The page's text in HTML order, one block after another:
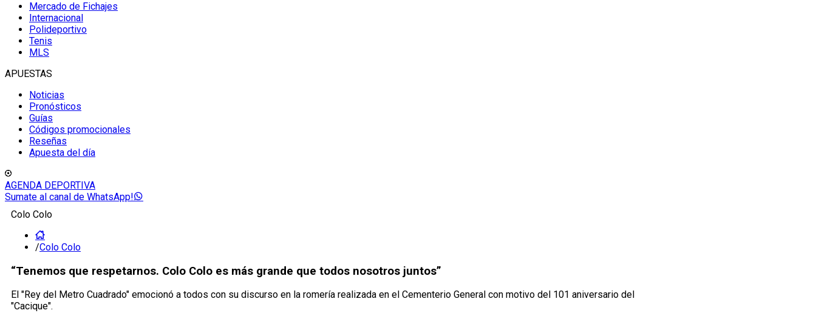
Mercado de Fichajes
Internacional
Polideportivo
Tenis
MLS
APUESTAS
Noticias
Pronósticos
Guías
Códigos promocionales
Reseñas
Apuesta del día
AGENDA DEPORTIVA
Sumate al canal de WhatsApp!
Colo Colo
/Colo Colo
“Tenemos que respetarnos. Colo Colo es más grande que todos nosotros juntos”
El "Rey del Metro Cuadrado" emocionó a todos con su discurso en la romería realizada en el Cementerio General con motivo del 101 aniversario del
"Cacique".